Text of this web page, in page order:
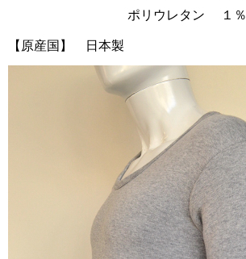
ポリウレタン １％
【原産国】 日本製